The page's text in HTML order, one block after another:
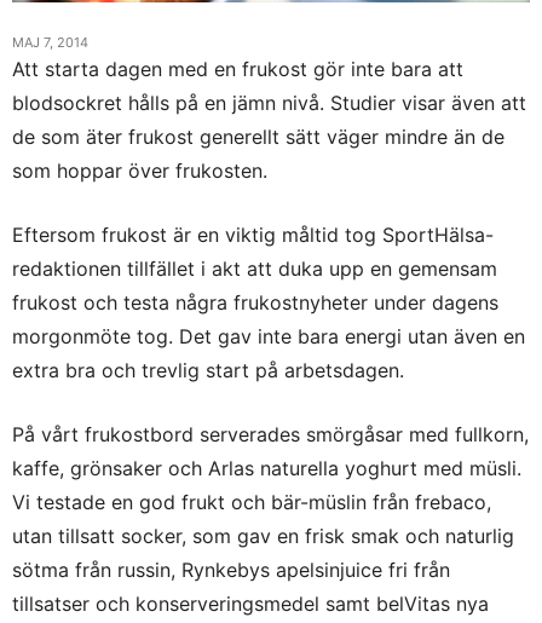
MAJ 7, 2014
Att starta dagen med en frukost gör inte bara att
blodsockret hålls på en jämn nivå. Studier visar även att
de som äter frukost generellt sätt väger mindre än de
som hoppar över frukosten.
Eftersom frukost är en viktig måltid tog SportHälsa-
redaktionen tillfället i akt att duka upp en gemensam
frukost och testa några frukostnyheter under dagens
morgonmöte tog. Det gav inte bara energi utan även en
extra bra och trevlig start på arbetsdagen.
På vårt frukostbord serverades smörgåsar med fullkorn,
kaffe, grönsaker och Arlas naturella yoghurt med müsli.
Vi testade en god frukt och bär-müslin från frebaco,
utan tillsatt socker, som gav en frisk smak och naturlig
sötma från russin, Rynkebys apelsinjuice fri från
tillsatser och konserveringsmedel samt belVitas nya